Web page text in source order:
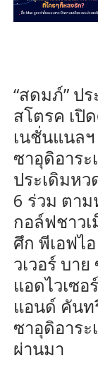
“สดมภ์” ป
สโตรค เปิ
เนชั่นแนล
ซาอุดิอาร
ประเดิมหว
6 ร่วม ตา
กอล์ฟชาว
ศึก พีเอฟไ
วเวอร์ บา
แอดไวเซ
แอนด์ คันท
ซาอุดิอาร
ผ่านมา